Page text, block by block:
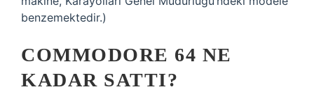
benzemektedir.)
COMMODORE 64 NE
KADAR SATTI?